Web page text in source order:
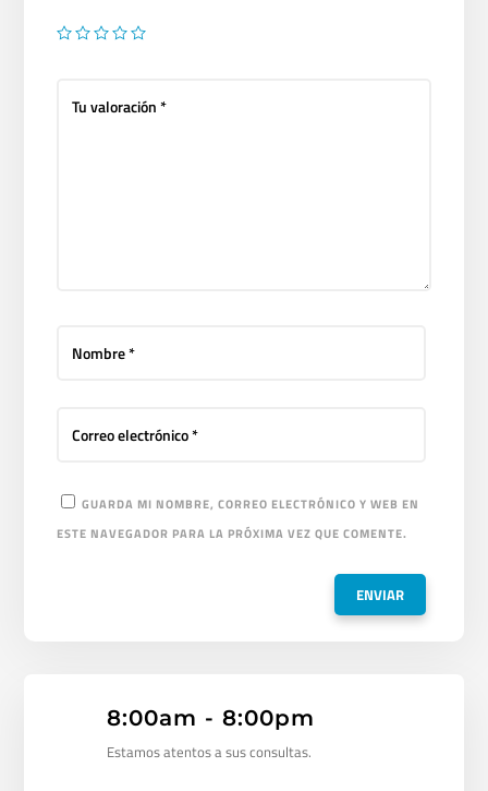
GUARDA MI NOMBRE, CORREO ELECTRÓNICO Y WEB EN
ESTE NAVEGADOR PARA LA PRÓXIMA VEZ QUE COMENTE.
8:00am - 8:00pm
Estamos atentos a sus consultas.